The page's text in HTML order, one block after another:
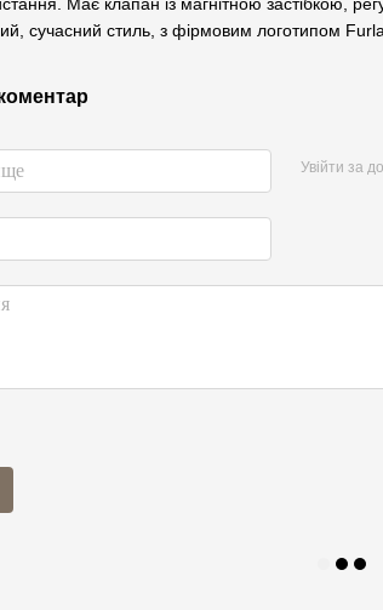
сучасний стиль, з фірмовим логотипом
Увійти за